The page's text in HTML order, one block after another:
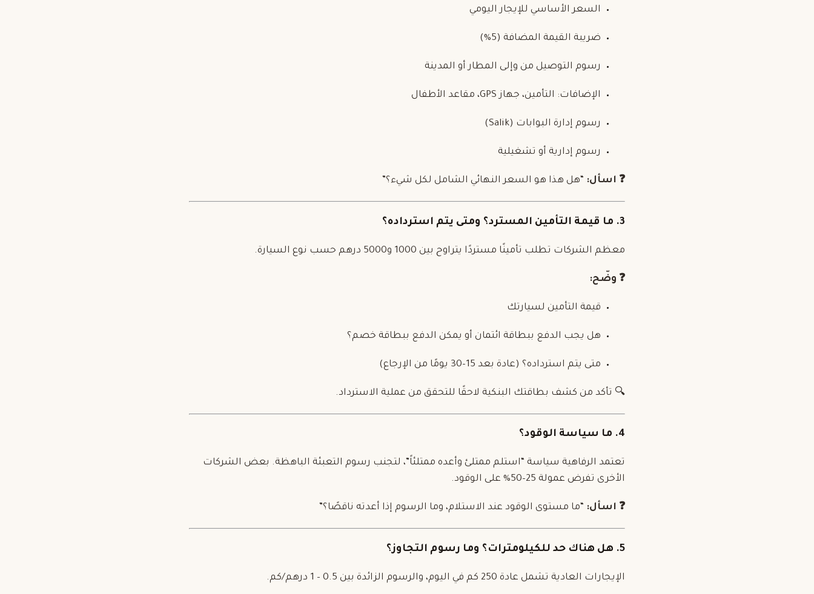
السعر الأساسي للإيجار اليومي
ضريبة القيمة المضافة (5%)
رسوم التوصيل من وإلى المطارأو المدينة
الإضافات: التأمين، جهاز GPS، مقاعد الأطفال
رسوم إدارة البوابات (Salik)
رسوم إدارية أو تشغيلية
❓ اسأل: “هل هذا هو السعر النهائي الشامل لكل شيء؟”
3. ما قيمة التأمين المسترد؟ ومتى يتم استرداده؟
معظم الشركات تطلب تأمينًا مستردًا يتراوح بين 1000 و5000 درهم حسب نوع السيارة.
❓ وضّح:
قيمة التأمين لسيارتك
هل يجب الدفع ببطاقة ائتمان أو يمكن الدفع ببطاقة خصم؟
متى يتم استرداده؟ (عادة بعد 15–30 يومًا من الإرجاع)
🔍 تأكد من كشف بطاقتك البنكية لاحقًا للتحقق من عملية الاسترداد.
4. ما سياسة الوقود؟
تعتمد الرفاهية سياسة “استلم ممتلئ وأعده ممتلئاً”، لتجنب رسوم التعبئة الباهظة. بعض الشركات
الأخرى تفرض عمولة 25–50% على الوقود.
❓ اسأل: “ما مستوى الوقود عند الاستلام، وما الرسوم إذا أعدته ناقصًا؟”
5. هل هناك حد للكيلومترات؟ وما رسوم التجاوز؟
الإيجارات العادية تشمل عادة 250 كم في اليوم، والرسوم الزائدة بين 0.5 – 1 درهم/كم.